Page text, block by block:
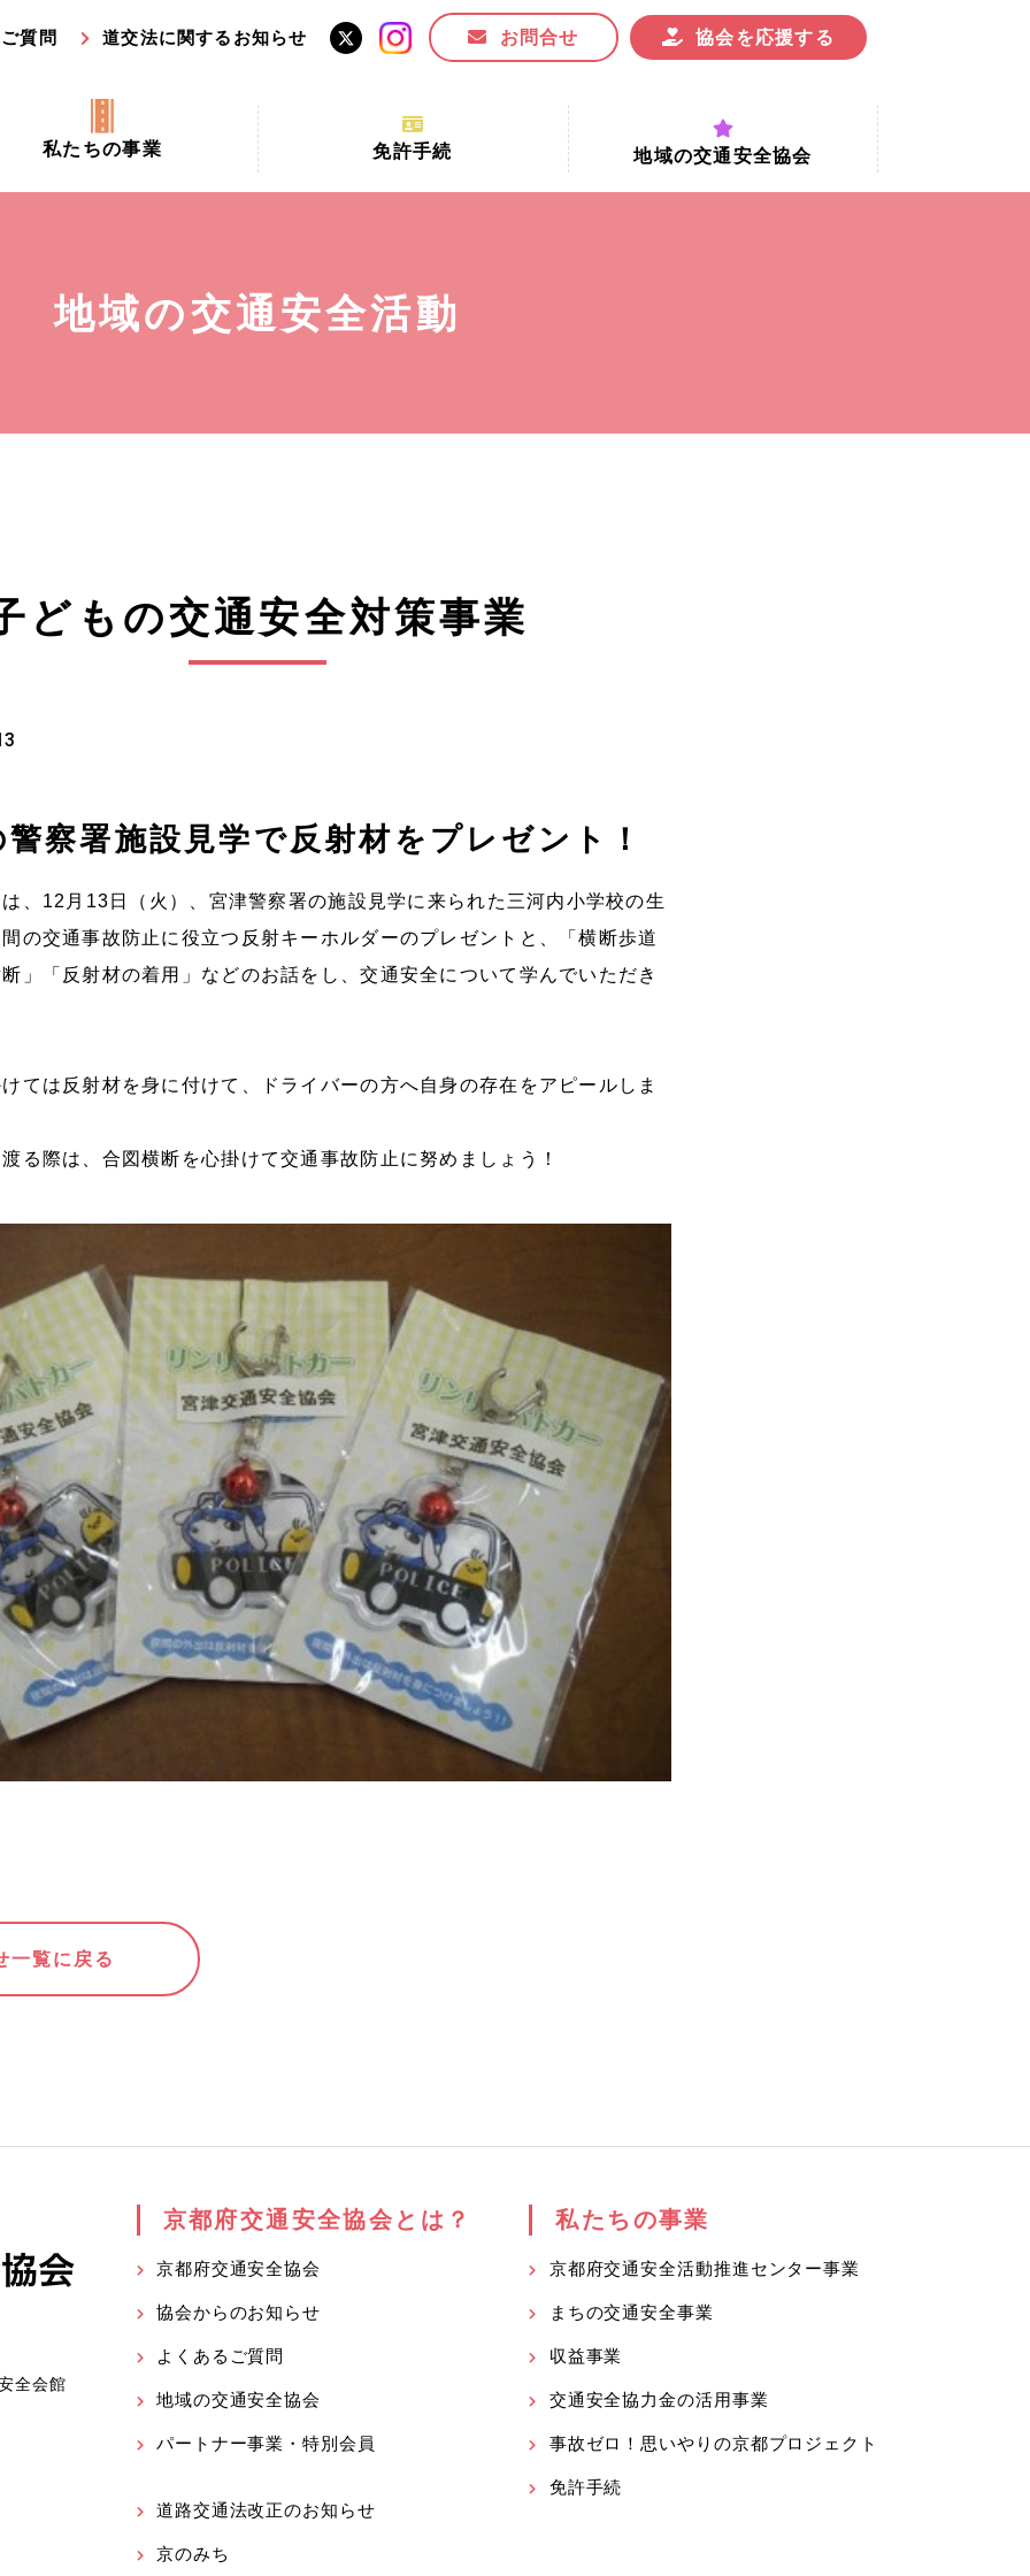
質問 道交法に関するお知らせ お問合せ 協会を応援する
私たちの事業
通安全活動推進センター事業
協力金の活用事業
免許手続
手続場所の対象者及び受付時間
講習時間
地域の交通安全協会
地域の交通安全活動
どもの交通安全対策事業
察署施設見学で反射材をプレゼント！
、 12 月 13 日（火）、宮津警察署の施設見学に来られた三河内小学校の生
の交通事故防止に役立つ反射キーホルダーのプレゼントと、「横断歩道
」「反射材の着用」などのお話をし、交通安全について学んでいただき
ては反射材を身に付けて、ドライバーの方へ自身の存在をアピールしま
る際は、合図横断を心掛けて交通事故防止に努めましょう！
一覧に戻る
全会館
京都府交通安全協会とは？
京都府交通安全協会
協会からのお知らせ
よくあるご質問
地域の交通安全協会
パートナー事業・特別会員
道路交通法改正のお知らせ
京のみち
私たちの事業
京都府交通安全活動推進センター事業
まちの交通安全事業
収益事業
交通安全協力金の活用事業
事故ゼロ！思いやりの京都プロジェクト
免許手続